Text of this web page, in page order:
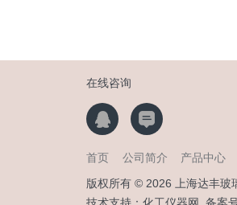
在线咨询
首页 公司简介 产品中心
版权所有 © 2026 上海达丰玻